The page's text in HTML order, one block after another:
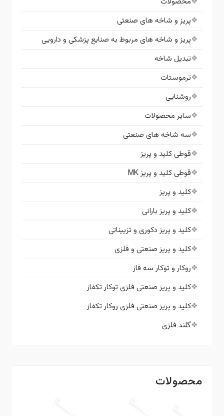
پریز و شاخه های صنعتی
پریز و شاخه های مربوط به صنایع پزشکی و دارویی
تبدیل شاخه
ترموستات
روشنایی
سایر محصولات
سه شاخه های صنعتی
قوطی کلید و پریز
قوطی کلید و پریز MK
کلید و پریز
کلید و پریز بارانی
کلید و پریز دکوری و تزییناتی
کلید و پریز صنعتی و فلزی
روکار و توکار سه فاز
کلید و پریز صنعتی فلزی توکار تکفاز
کلید و پریز صنعتی فلزی روکار تکفاز
گلند فلزی
محصولات